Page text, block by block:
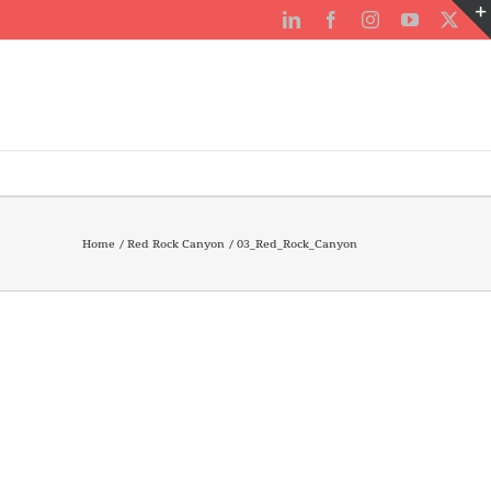
LinkedInFacebookInstagramYouTube
X
Home Red Rock Canyon 03_Red_Rock_Canyon